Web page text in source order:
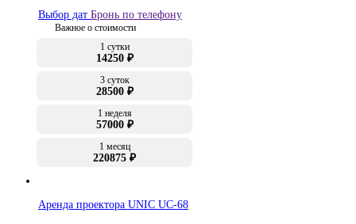
Выбор дат Бронь по телефону
Важное о стоимости
1 сутки
14250 ₽
3 суток
28500 ₽
1 неделя
57000 ₽
1 месяц
220875 ₽
Аренда проектора UNIC UC-68